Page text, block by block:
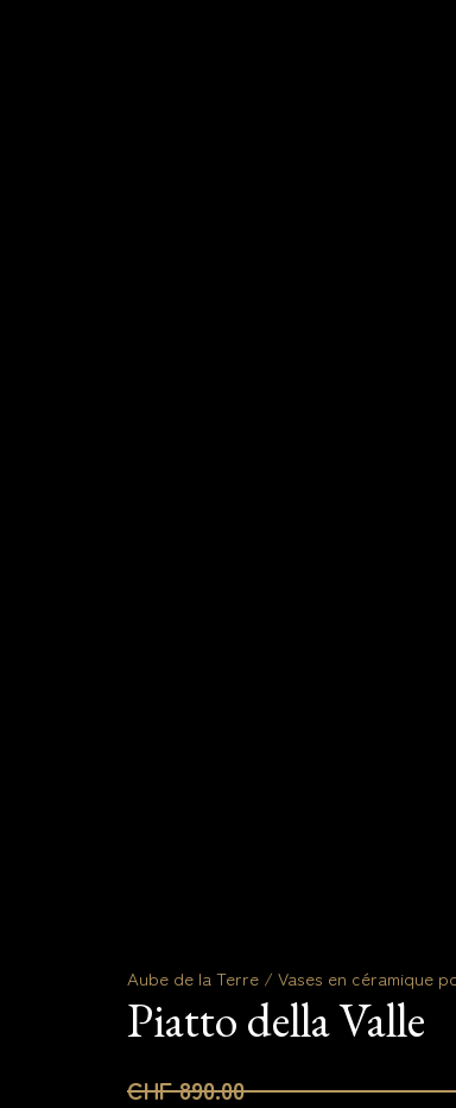
Aube de la Terre / Vases en céramique
Piatto della Valle
CHF 890.00